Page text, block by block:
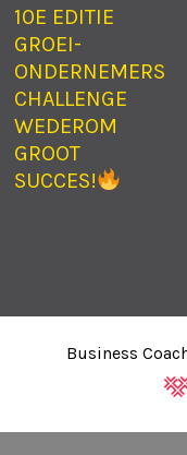
10E EDITIE
GROEI-
ONDERNEMERS
CHALLENGE
WEDEROM
GROOT
SUCCES!
Business